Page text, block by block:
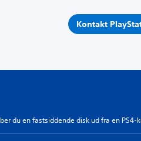
Kontakt
du en fastsiddende disk ud fra en PS4-